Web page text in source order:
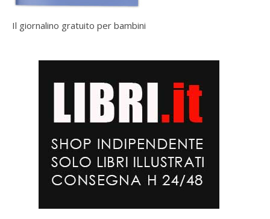
Il giornalino gratuito per bambini